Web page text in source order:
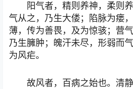
阳气者，精则养神，柔则
气从之，乃生大偻；陷脉为瘘
薄，传为善畏，及为惊骇；营
乃生臃肿；魄汗未尽，形弱而
为风疟。
故风者，百病之始也。清